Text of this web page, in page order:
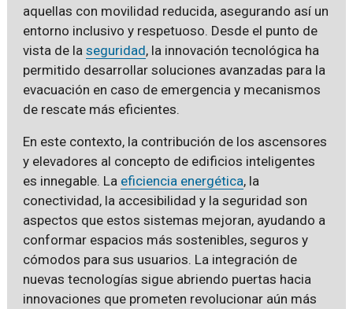
aquellas con movilidad reducida, asegurando así un
entorno inclusivo y respetuoso. Desde el punto de
vista de la seguridad, la innovación tecnológica ha
permitido desarrollar soluciones avanzadas para la
evacuación en caso de emergencia y mecanismos
de rescate más eficientes.
En este contexto, la contribución de los ascensores
y elevadores al concepto de edificios inteligentes
es innegable. La eficiencia energética, la
conectividad, la accesibilidad y la seguridad son
aspectos que estos sistemas mejoran, ayudando a
conformar espacios más sostenibles, seguros y
cómodos para sus usuarios. La integración de
nuevas tecnologías sigue abriendo puertas hacia
innovaciones que prometen revolucionar aún más